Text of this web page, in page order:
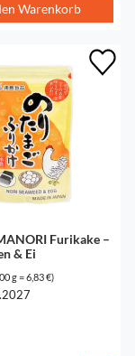
Warenkorb
Furikake –
& Ei
g = 6,83 €)